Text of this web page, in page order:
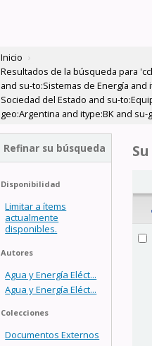
Inicio ›
Resultados de la búsqueda para
and su-to:Sistemas de Energía and
Sociedad del Estado and su-
geo:Argentina and itype:BK and
Refinar su búsqueda
Disponibilidad
Limitar a ítems
actualmente
disponibles.
Autores
Agua y Energía Eléct...
Agua y Energía Eléct...
Colecciones
Documentos Externos